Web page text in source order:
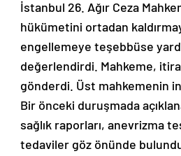
İstanbul 26. Ağır Ceza
hükümetini ortadan
engellemeye teşebbüse
değerlendirdi. Mahkeme,
gönderdi. Üst mahkemenin
Bir önceki duruşmada
sağlık raporları, anevrizma
tedaviler göz önünde